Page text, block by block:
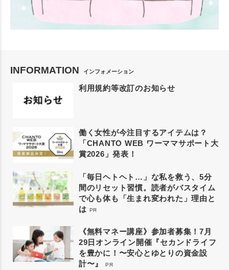
INFORMATION インフォメーション
利用規約等改訂のお知らせ
働く女性が今注目するアイテムは？
「CHANTO WEB ワーママサポート大
賞2026」発表！
「毎日ヘトヘト…」な私を救う、5分
間のリセット習慣。読者がバスタイム
で心も体も「生まれ変われた」理由と
は
PR
《無料マネー講座》参加者募集！7月
29日オンライン開催『セカンドライフ
を豊かに！〜安心とゆとりの資金設
計〜』
PR